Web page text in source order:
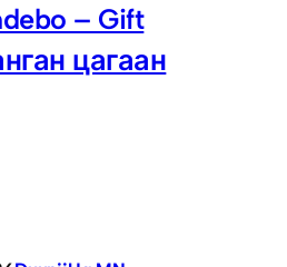
– Gift
цагаан